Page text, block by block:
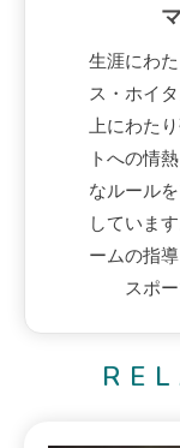
生涯にわ
ス・ホイ
上にわた
トへの情
なルール
していま
ームの指
スポ